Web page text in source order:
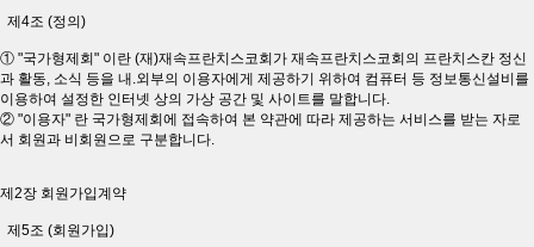
제4조 (정의)
① "국가형제회" 이란 (재)재속프란치스코회가 재속프란치스코회의 프란치스칸 정신
과 활동, 소식 등을 내.외부의 이용자에게 제공하기 위하여 컴퓨터 등 정보통신설비를
이용하여 설정한 인터넷 상의 가상 공간 및 사이트를 말합니다.
② "이용자" 란 국가형제회에 접속하여 본 약관에 따라 제공하는 서비스를 받는 자로
서 회원과 비회원으로 구분합니다.
제2장 회원가입계약
제5조 (회원가입)